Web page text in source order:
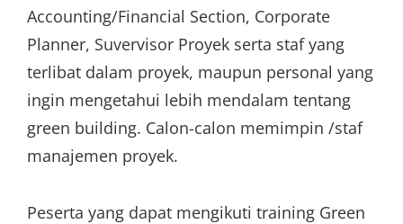
Accounting/Financial Section, Corporate
Planner, Suvervisor Proyek serta staf yang
terlibat dalam proyek, maupun personal yang
ingin mengetahui lebih mendalam tentang
green building. Calon-calon memimpin /staf
manajemen proyek.
Peserta yang dapat mengikuti training Green